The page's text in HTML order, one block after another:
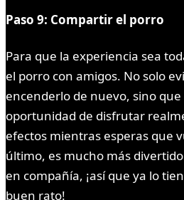
Paso 9: Compartir el porro
Para que la experiencia sea
el porro con amigos. No solo
encenderlo de nuevo, sino
oportunidad de disfrutar
efectos mientras esperas que
último, es mucho más
en compañía, ¡así que ya lo
buen rato!